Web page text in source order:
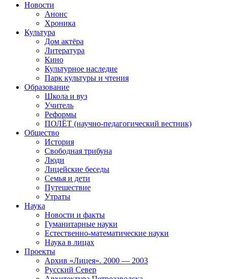
Новости
Анонс
Хроника
Культура
Дом актёра
Литература
Кино
Культурное наследие
Парк культуры и чтения
Образование
Школа и вуз
Учитель
Реформы
ПОЛЁТ (научно-педагогический вестник)
Общество
История
Свободная трибуна
Люди
Лицейские беседы
Семья и дети
Путешествие
Утраты
Наука
Новости и факты
Гуманитарные науки
Естественно-математические науки
Наука в лицах
Проекты
Архив «Лицея». 2000 — 2003
Русский Север